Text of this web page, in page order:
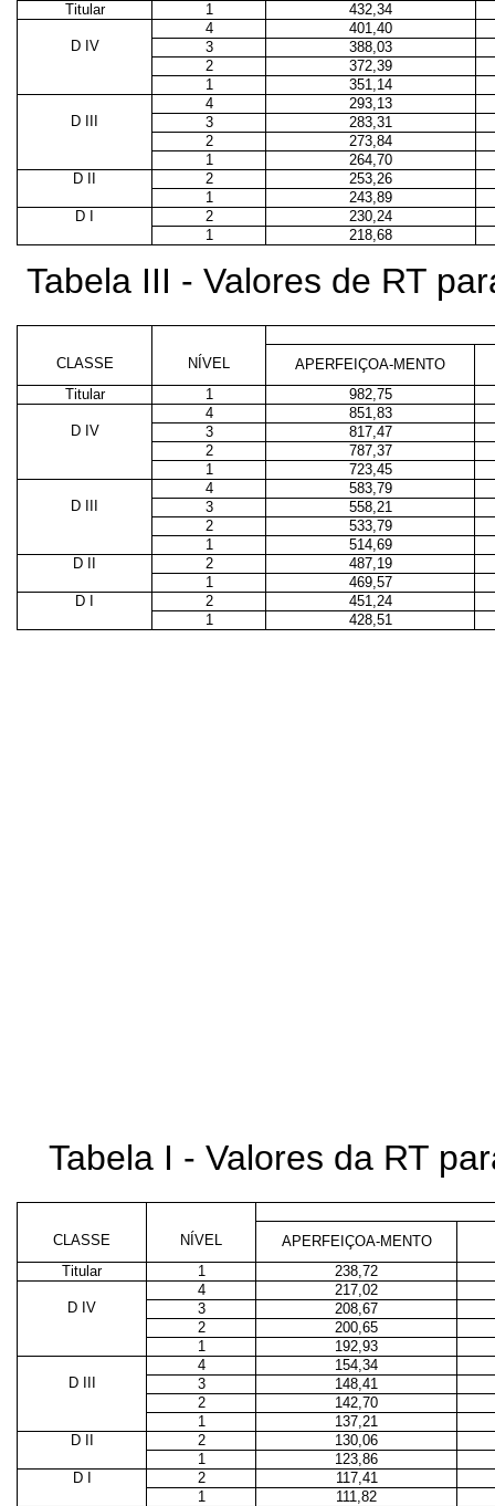
Titular 1
432,34
4
401,40
D IV
3
388,03
2
372,39
1
351,14
4
293,13
D III
3
283,31
2
273,84
1
264,70
D II
2
253,26
1
243,89
D I
2
230,24
1
218,68
Tabela III - Valores de RT
CLASSE NÍVEL
APERFEIÇOA-MENTO
Titular
1
982,75
4
851,83
D IV
3
817,47
2
787,37
1
723,45
4
583,79
D III
3
558,21
2
533,79
1
514,69
D II
2
487,19
1
469,57
D I
2
451,24
1
428,51
Tabela I - Valores da RT
CLASSE NÍVEL
APERFEIÇOA-MENTO
Titular
1
238,72
4
217,02
D IV
3
208,67
2
200,65
1
192,93
4
154,34
D III
3
148,41
2
142,70
1
137,21
D II
2
130,06
1
123,86
D I
2
117,41
1
111,82